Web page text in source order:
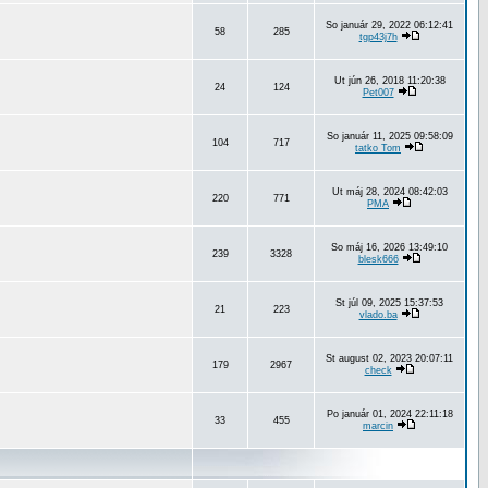
58 285
So január 29, 2022 06:12:41
tgp43j7h
24 124
Ut jún 26, 2018 11:20:38
Pet007
104 717
So január 11, 2025 09:58:09
tatko Tom
220 771
Ut máj 28, 2024 08:42:03
PMA
239 3328
So máj 16, 2026 13:49:10
blesk666
21 223
St júl 09, 2025 15:37:53
vlado.ba
179 2967
St august 02, 2023 20:07:11
check
33 455
Po január 01, 2024 22:11:18
marcin